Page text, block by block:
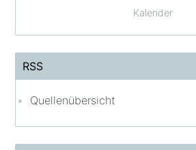
Kalender
RSS
Quellenübersicht